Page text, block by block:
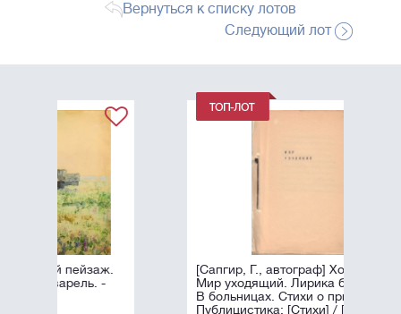
Вернуться к списку лотов
Следующий лот
[Сапгир, Г., автограф] Холин, И.С.
Мир уходящий. Лирика без лирики.
В больницах. Стихи о природе.
Публицистика: [Стихи] / [Игорь